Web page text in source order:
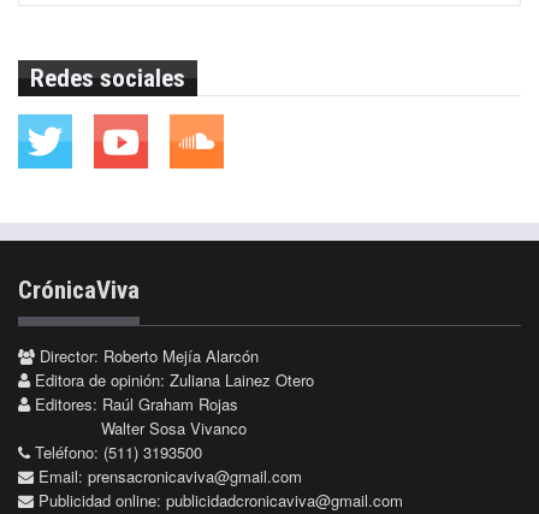
Redes sociales
CrónicaViva
Director: Roberto Mejía Alarcón
Editora de opinión: Zuliana Lainez Otero
Editores: Raúl Graham Rojas
Walter Sosa Vivanco
Teléfono: (511) 3193500
Email: prensacronicaviva@gmail.com
Publicidad online: publicidadcronicaviva@gmail.com